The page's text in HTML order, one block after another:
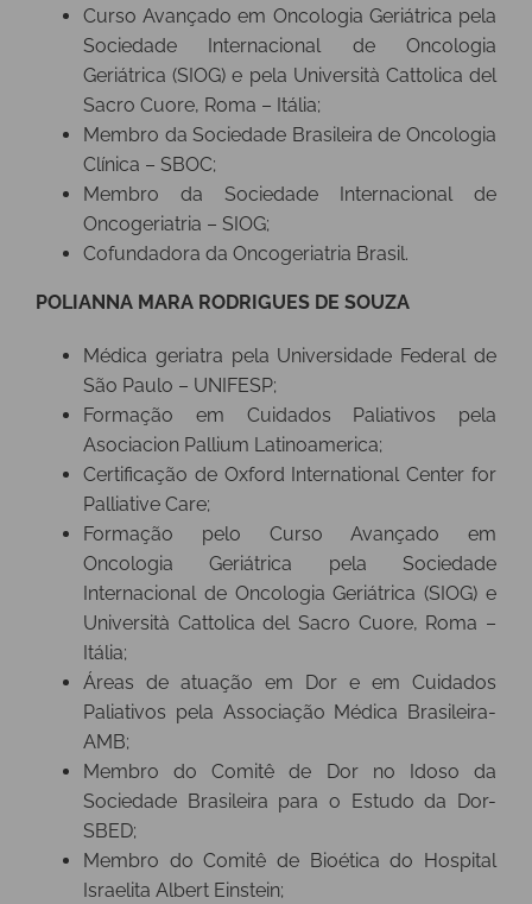
Curso Avançado em Oncologia Geriátrica pela
Sociedade Internacional de Oncologia
Geriátrica (SIOG) e pela Università Cattolica del
Sacro Cuore, Roma – Itália;
Membro da Sociedade Brasileira de Oncologia
Clínica – SBOC;
Membro da Sociedade Internacional de
Oncogeriatria – SIOG;
Cofundadora da Oncogeriatria Brasil.
POLIANNA MARA RODRIGUES DE SOUZA
Médica geriatra pela Universidade Federal de
São Paulo – UNIFESP;
Formação em Cuidados Paliativos pela
Asociacion Pallium Latinoamerica;
Certificação de Oxford International Center for
Palliative Care;
Formação pelo Curso Avançado em
Oncologia Geriátrica pela Sociedade
Internacional de Oncologia Geriátrica (SIOG) e
Università Cattolica del Sacro Cuore, Roma –
Itália;
Áreas de atuação em Dor e em Cuidados
Paliativos pela Associação Médica Brasileira-
AMB;
Membro do Comitê de Dor no Idoso da
Sociedade Brasileira para o Estudo da Dor-
SBED;
Membro do Comitê de Bioética do Hospital
Israelita Albert Einstein;